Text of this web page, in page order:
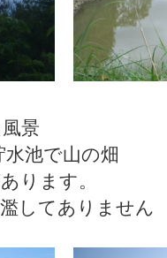
ら見た風
池で山の畑
とがありま
してありません